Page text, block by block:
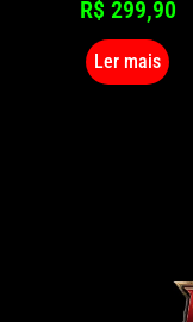
R$ 299,90
Ler mais